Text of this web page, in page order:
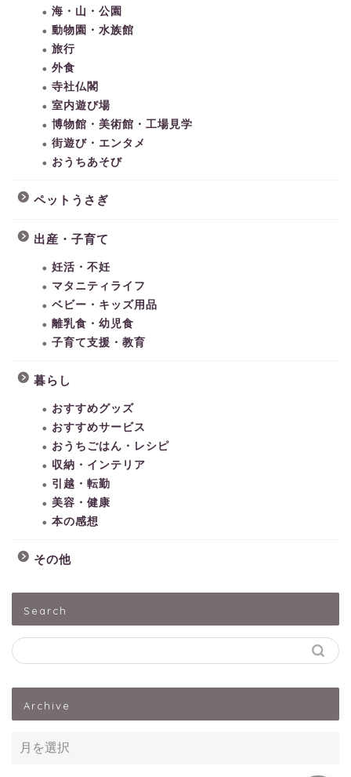
海・山・公園
動物園・水族館
旅行
外食
寺社仏閣
室内遊び場
博物館・美術館・工場見学
街遊び・エンタメ
おうちあそび
ペットうさぎ
出産・子育て
妊活・不妊
マタニティライフ
ベビー・キッズ用品
離乳食・幼児食
子育て支援・教育
暮らし
おすすめグッズ
おすすめサービス
おうちごはん・レシピ
収納・インテリア
引越・転勤
美容・健康
本の感想
その他
Search
Archive
出産・子育て